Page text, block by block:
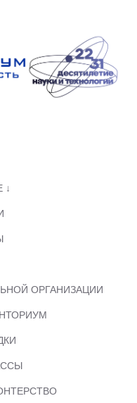
↓
ОРГАНИЗАЦИИ